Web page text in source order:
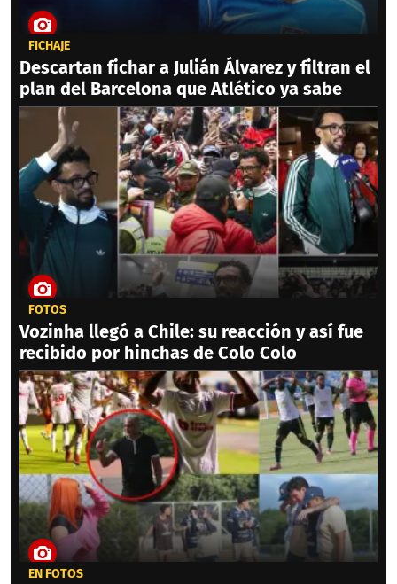
FICHAJE
Descartan fichar a Julián Álvarez y filtran el
plan del Barcelona que Atlético ya sabe
FOTOS
Vozinha llegó a Chile: su reacción y así fue
recibido por hinchas de Colo Colo
EN FOTOS